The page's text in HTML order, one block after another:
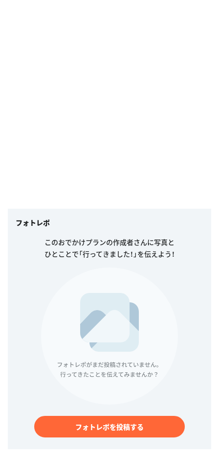
フォトレポ
このおでかけプランの作成者さんに写真と
ひとことで「行ってきました！」を伝えよう！
フォトレポを投稿する